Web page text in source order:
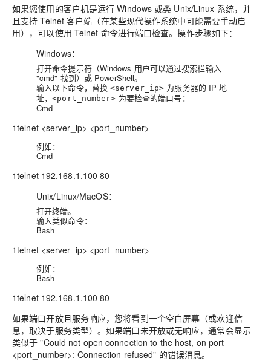
如果您使用的客户机是运行 Windows 或类 Unix/Linux 系统，并
且支持 Telnet 客户端（在某些现代操作系统中可能需要手动启
用），可以使用 Telnet 命令进行端口检查。操作步骤如下：
Windows：
打开命令提示符（Windows 用户可以通过搜索栏输入
"cmd" 找到）或 PowerShell。
输入以下命令，替换<server_ip> 为服务器的 IP 地
址，<port_number> 为要检查的端口号：
Cmd
1telnet <server_ip> <port_number>
例如：
Cmd
1telnet 192.168.1.100 80
Unix/Linux/MacOS：
打开终端。
输入类似命令：
Bash
1telnet <server_ip> <port_number>
例如：
Bash
1telnet 192.168.1.100 80
如果端口开放且服务响应，您将看到一个空白屏幕（或欢迎信
息，取决于服务类型）。如果端口未开放或无响应，通常会显示
类似于 "Could not open connection to the host, on port
<port_number>: Connection refused" 的错误消息。